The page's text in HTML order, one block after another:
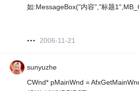
如:MessageBox("内容","标题
2006-11-21
sunyuzhe
CWnd* pMainWnd =